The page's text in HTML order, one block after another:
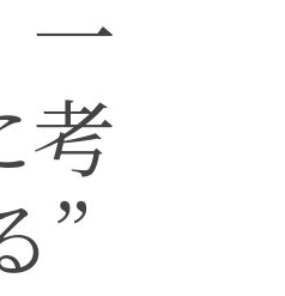
一
考
”
ハイパー縁側@東本
ハイパー縁側@阿倍